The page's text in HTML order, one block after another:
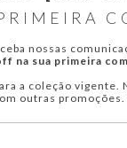
nossas
na sua primeira
a coleção vigente.
outras promoções.